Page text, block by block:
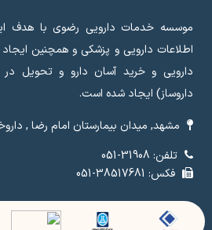
موسسه خدمات دارویی رضوی با هدف
اطلاعات دارویی و پزشکی و همچنین
دارویی و خرید آسان دارو و تحویل
داروساز) ایجاد شده است.
مشهد, میدان بیمارستان امام رضا ,
تلفن: 31908-051
فکس: 38517681-051